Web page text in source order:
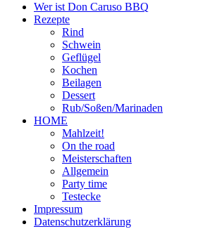
Wer ist Don Caruso BBQ
Rezepte
Rind
Schwein
Geflügel
Kochen
Beilagen
Dessert
Rub/Soßen/Marinaden
HOME
Mahlzeit!
On the road
Meisterschaften
Allgemein
Party time
Testecke
Impressum
Datenschutzerklärung